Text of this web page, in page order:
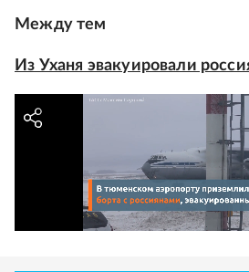
Между тем
Из Уханя эвакуировали